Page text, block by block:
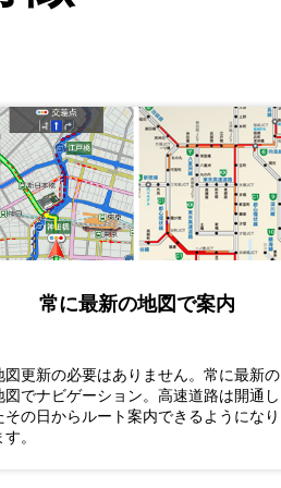
常に最新の地図で案内
図更新の必要はありません。常に最新の
図でナビゲーション。高速道路は開通し
その日からルート案内できるようになり
。